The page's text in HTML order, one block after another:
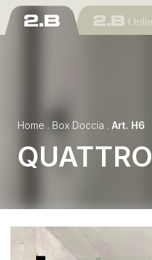
Home . Box Doccia . Art. H6
QUATTRO